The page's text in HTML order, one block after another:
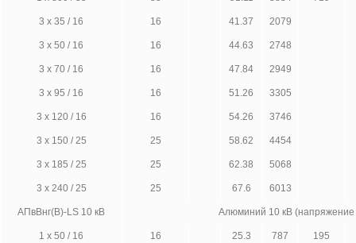
3 х 35 / 16 16 41.37 2079
3 х 50 / 16 16 44.63 2748
3 х 70 / 16 16 47.84 2949
3 х 95 / 16 16 51.26 3305
3 х 120 / 16 16 54.26 3746
3 х 150 / 25 25 58.62 4454
3 х 185 / 25 25 62.38 5068
3 х 240 / 25 25 67.6 6013
АПвВнг(В)-LS 10 кВ Алюминий 10 кВ
1 х 50 / 16 16 25.3 787 195